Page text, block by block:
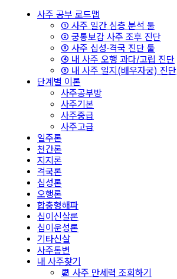
사주 공부 로드맵
① 사주 일간 심층 분석 툴
② 궁통보감 사주 조후 진단
③ 사주 십성·격국 진단 툴
④ 내 사주 오행 과다/고립 진단
⑤ 내 사주 일지(배우자궁) 진단
단계별 이론
사주공부방
사주기본
사주중급
사주고급
일주론
천간론
지지론
격국론
십성론
오행론
합충형해파
십이신살론
십이운성론
기타신살
사주통변
내 사주찾기
📆 사주 만세력 조회하기